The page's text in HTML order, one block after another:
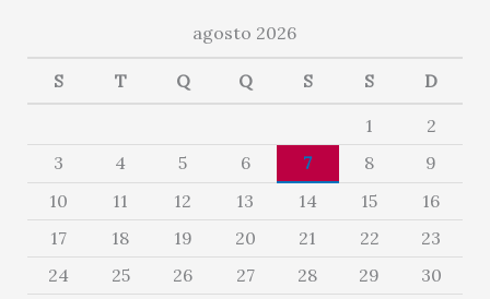
agosto 2026
S T Q Q S S D
1
2
3
4 5 6 7 8
9
10
11 12 13 14 15
16
17
18 19 20 21 22
23
24
25 26 27 28 29
30